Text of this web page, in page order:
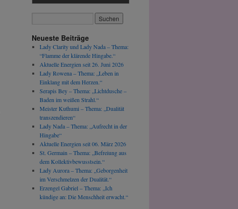
Neueste Beiträge
Lady Clarity und Lady Nada – Thema:
“Flamme der klärende Hingabe.“
Aktuelle Energien seit 26. Juni 2026
Lady Rowena – Thema: „Leben in
Einklang mit dem Herzen.“
Serapis Bey – Thema: „Lichtdusche –
Baden im weißen Strahl.“
Meister Kuthumi – Thema: „Dualität
transzendieren“
Lady Nada – Thema: „Aufrecht in der
Hingabe“
Aktuelle Energien seit 06. März 2026
St. Germain – Thema: „Befreiung aus
dem Kollektivbewusstsein.“
Lady Aurora – Thema: „Geborgenheit
im Verschmelzen der Dualität.“
Erzengel Gabriel – Thema: „Ich
kündige an: Die Menschheit erwacht.“